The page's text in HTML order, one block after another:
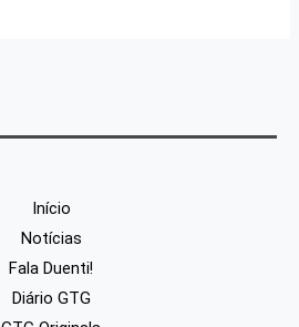
Início
Notícias
Fala Duenti!
Diário GTG